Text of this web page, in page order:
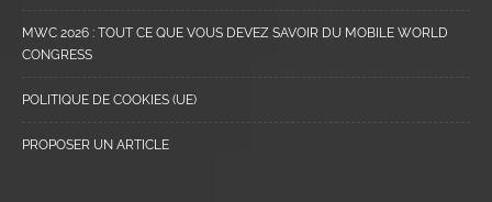
MWC 2026 : TOUT CE QUE VOUS DEVEZ SAVOIR DU MOBILE WORLD
CONGRESS
POLITIQUE DE COOKIES (UE)
PROPOSER UN ARTICLE